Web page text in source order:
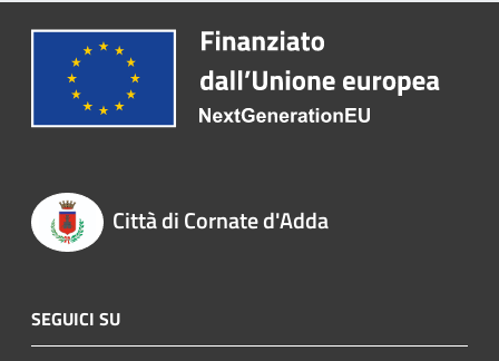
Città di Cornate d'Adda
SEGUICI SU